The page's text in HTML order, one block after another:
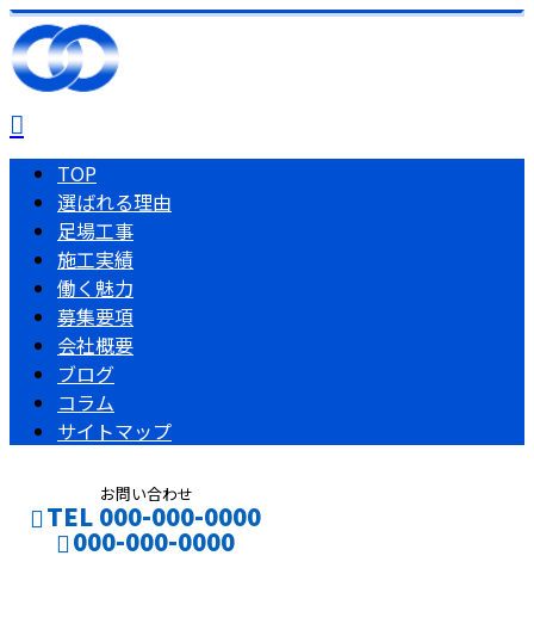
TOP
選ばれる理由
足場工事
施工実績
働く魅力
募集要項
会社概要
ブログ
コラム
サイトマップ
お問い合わせ
TEL 000-000-0000
000-000-0000